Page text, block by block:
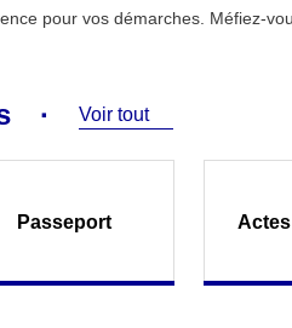
pour vos démarches. Méfiez-
Voir tout
Passeport